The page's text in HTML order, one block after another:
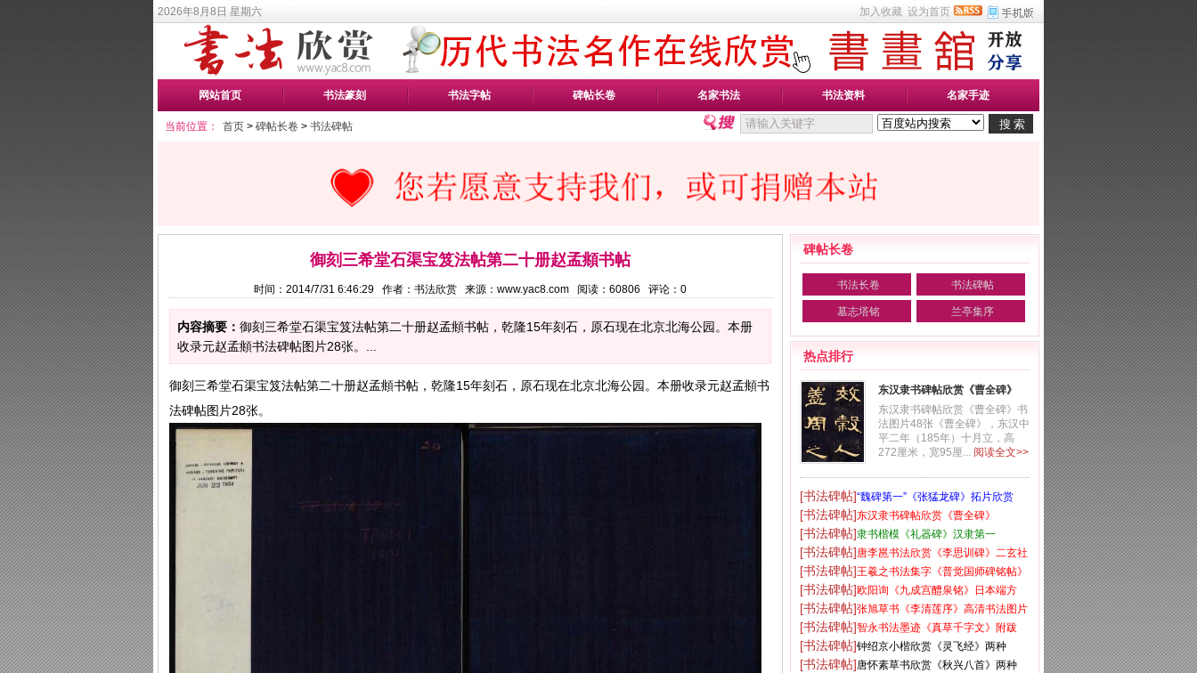
2026年8月8日 星期六 加入收藏 设为首页
网站首页 书法篆刻 书法字帖 碑帖长卷 名家书法 书法资料 名家手迹
当前位置： 首页 > 碑帖长卷 > 书法碑帖
御刻三希堂石渠宝笈法帖第二十册赵孟頫书帖
时间：2014/7/31 6:46:29 作者：书法欣赏 来源：www.yac8.com 阅读： 60806 评论： 0
内容摘要： 御刻三希堂石渠宝笈法帖第二十册赵孟頫书帖，乾隆15年刻石，原石现在北京北海公园。本册
收录元赵孟頫书法碑帖图片28张。...
御刻三希堂石渠宝笈法帖第二十册赵孟頫书帖，乾隆15年刻石，原石现在北京北海公园。本册收录元赵孟頫书
法碑帖图片28张。
碑帖长卷
书法长卷 书法碑帖
墓志塔铭 兰亭集序
热点排行
东汉隶书碑帖欣赏《曹全碑》
东汉隶书碑帖欣赏《曹全碑》书
法图片48张《曹全碑》，东汉中
平二年（185年）十月立，高
272厘米，宽95厘... 阅读全文>>
[书法碑帖]“魏碑第一”《张猛龙碑》拓片欣赏
[书法碑帖]东汉隶书碑帖欣赏《曹全碑》
[书法碑帖]隶书楷模《礼器碑》汉隶第一
[书法碑帖]唐李邕书法欣赏《李思训碑》二玄社
高清版
[书法碑帖]王羲之书法集字《普觉国师碑铭帖》
[书法碑帖]欧阳询《九成宫醴泉铭》日本端方
(三井)旧藏本
[书法碑帖]张旭草书《李清莲序》高清书法图片
欣赏
[书法碑帖]智永书法墨迹《真草千字文》附跋
[书法碑帖]钟绍京小楷欣赏《灵飞经》两种
[书法碑帖]唐怀素草书欣赏《秋兴八首》两种